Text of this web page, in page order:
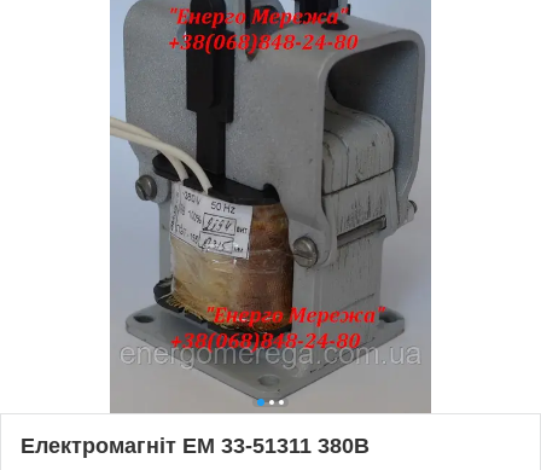
Електромагніт ЕМ 33-51311 380В